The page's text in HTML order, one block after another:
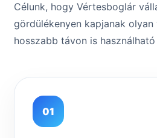
Célunk, hogy Vértesboglár
gördülékenyen kapjanak
hosszabb távon is
01